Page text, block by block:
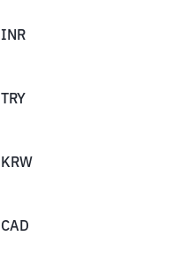
INR
TRY
KRW
CAD